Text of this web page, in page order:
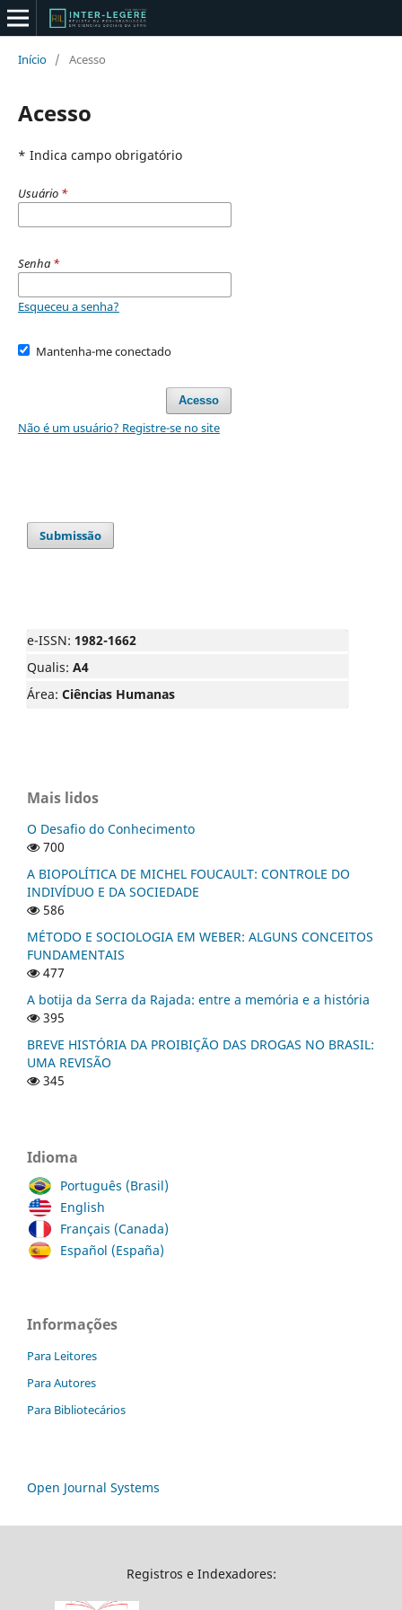
Início / Acesso
Acesso
* Indica campo obrigatório
Usuário *
Senha *
Esqueceu a senha?
Mantenha-me conectado
Acesso
Não é um usuário? Registre-se no site
Submissão
e-ISSN: 1982-1662
Qualis: A4
Área: Ciências Humanas
Mais lidos
O Desafio do Conhecimento
700
A BIOPOLÍTICA DE MICHEL FOUCAULT: CONTROLE DO
INDIVÍDUO E DA SOCIEDADE
586
MÉTODO E SOCIOLOGIA EM WEBER: ALGUNS CONCEITOS
FUNDAMENTAIS
477
A botija da Serra da Rajada: entre a memória e a história
395
BREVE HISTÓRIA DA PROIBIÇÃO DAS DROGAS NO BRASIL:
UMA REVISÃO
345
Idioma
Português (Brasil)
English
Français (Canada)
Español (España)
Informações
Para Leitores
Para Autores
Para Bibliotecários
Open Journal Systems
Registros e Indexadores: